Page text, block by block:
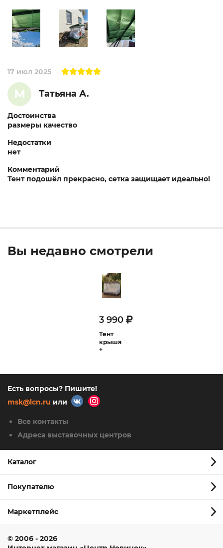
М Татьяна А.
17 июл 2025
Достоинства
размеры качество
Недостатки
нет
Комментарий
Тент подошёл прекрасно, сетка защищает идеально!
Вы недавно смотрели
3 990
Тент
крыша
+
для
(с
прямой
Есть вопросы? Пишите!
msk@lcn.ru или
Все контакты
Адреса выставочных центров
Каталог
Покупателю
Маркетплейс
© 2006 - 2026